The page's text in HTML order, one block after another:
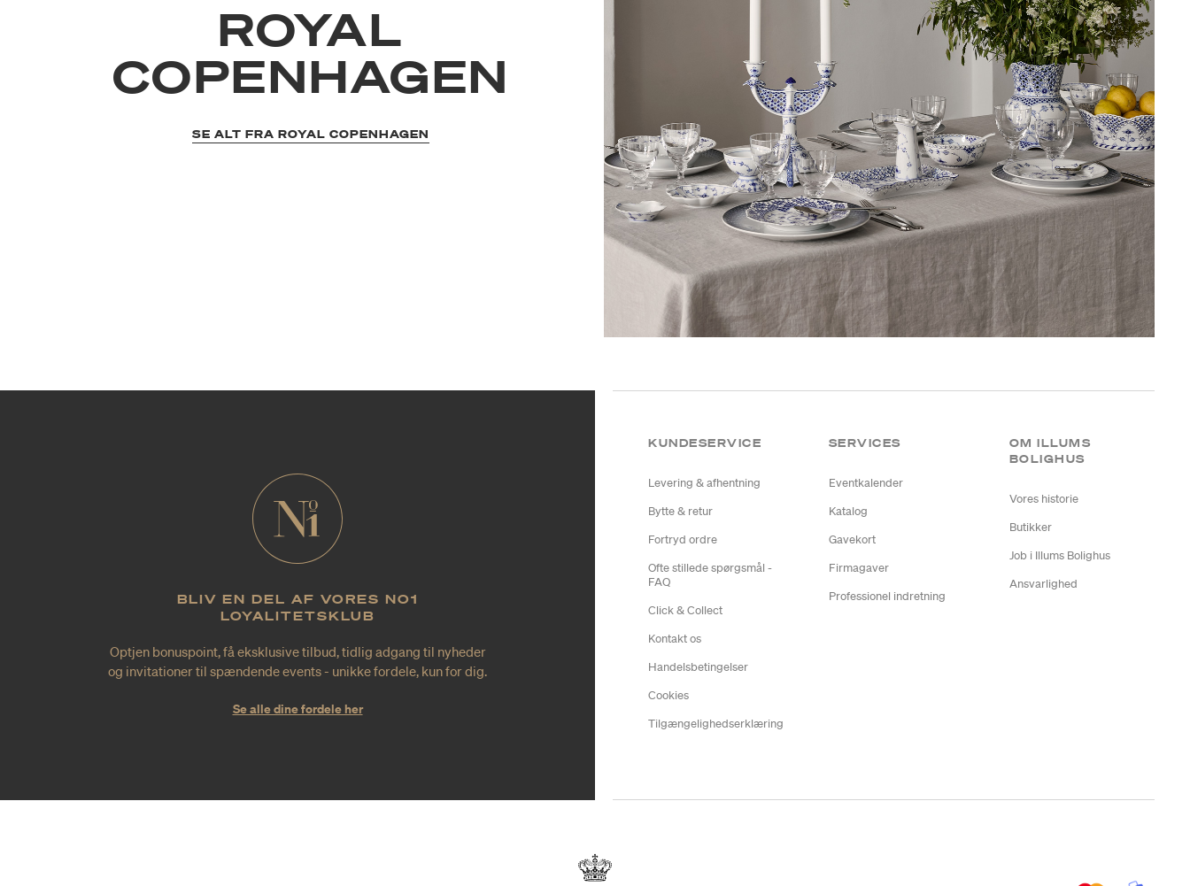
ROYAL
COPENHAGEN
SE ALT FRA ROYAL COPENHAGEN
BLIV EN DEL AF VORES NO1
LOYALITETSKLUB
Optjen bonuspoint, få eksklusive tilbud, tidlig adgang til nyheder
og invitationer til spændende events - unikke fordele, kun for dig.
Se alle dine fordele her
KUNDESERVICE
Levering & afhentning
Bytte & retur
Fortryd ordre
Ofte stillede spørgsmål -
FAQ
Click & Collect
Kontakt os
Handelsbetingelser
Cookies
Tilgængelighedserklæring
SERVICES
Eventkalender
Katalog
Gavekort
Firmagaver
Professionel indretning
OM ILLUMS
BOLIGHUS
Vores historie
Butikker
Job i Illums Bolighus
Ansvarlighed